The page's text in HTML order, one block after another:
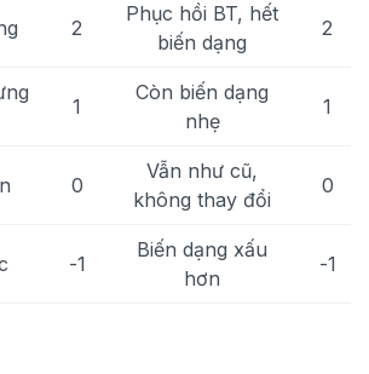
2
Phục hồi BT, hết
biến dạng
2
1
Còn biến dạng
nhẹ
1
0
Vẫn như cũ,
không thay đổi
0
-1
Biến dạng xấu
hơn
-1